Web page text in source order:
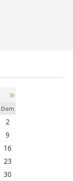
»
Dom
2
9
16
23
30